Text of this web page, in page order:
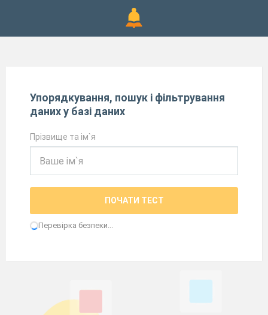
Упорядкування, пошук і фільтрування
даних у базі даних
Прізвище та ім`я
ПОЧАТИ ТЕСТ
Перевірка безпеки...